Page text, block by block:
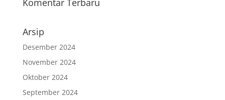
Komentar Terbaru
Arsip
Desember 2024
November 2024
Oktober 2024
September 2024